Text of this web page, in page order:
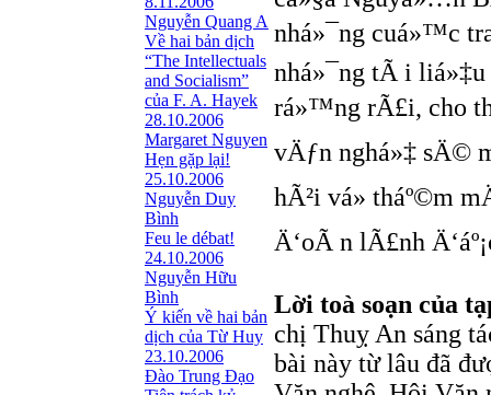
Nguyễn Quang A
Về hai bản dịch
“The Intellectuals
and Socialism”
của F. A. Hayek
28.10.2006
Margaret Nguyen
Hẹn gặp lại!
25.10.2006
Nguyễn Duy
Bình
Feu le débat!
24.10.2006
Nguyễn Hữu
Bình
Ý kiến về hai bản
dịch của Từ Huy
23.10.2006
Đào Trung Đạo
nhá»¯ng cuá»™c
nhá»¯ng tÃ i liá»‡u
rá»™ng rÃ£i, cho
vÄƒn nghá»‡ sÄ©
hÃ²i vá» tháº©m
Ä‘oÃ n lÃ£nh
Lời toà soạn của
chị Thuỵ An sáng
bài này từ lâu đã